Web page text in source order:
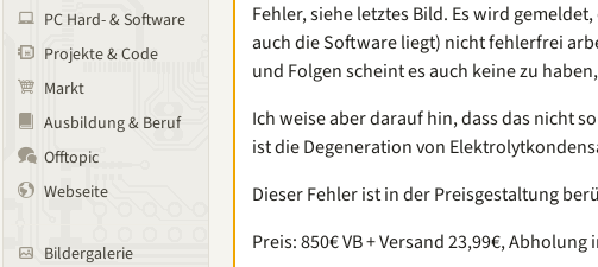
PC Hard- & Software
Projekte & Code
Markt
Ausbildung & Beruf
Offtopic
Webseite
Bildergalerie
Fehler, siehe letztes Bild. Es wird
auch die Software liegt) nicht fehlerfrei
und Folgen scheint es auch keine zu
Ich weise aber darauf hin, dass das nicht
ist die Degeneration von
Dieser Fehler ist in der Preisgestaltung
Preis: 850€ VB + Versand 23,99€,